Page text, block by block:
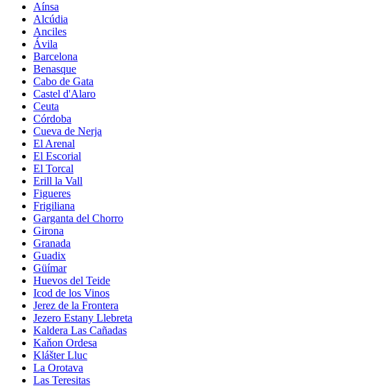
Aínsa
Alcúdia
Anciles
Ávila
Barcelona
Benasque
Cabo de Gata
Castel d'Alaro
Ceuta
Córdoba
Cueva de Nerja
El Arenal
El Escorial
El Torcal
Erill la Vall
Figueres
Frigiliana
Garganta del Chorro
Girona
Granada
Guadix
Güímar
Huevos del Teide
Icod de los Vinos
Jerez de la Frontera
Jezero Estany Llebreta
Kaldera Las Cañadas
Kaňon Ordesa
Klášter Lluc
La Orotava
Las Teresitas